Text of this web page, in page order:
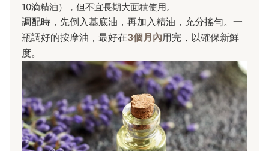
10滴精油），但不宜長期大面積使用。
調配時，先倒入基底油，再加入精油，充分搖勻。一
瓶調好的按摩油，最好在3個月內用完，以確保新鮮
度。